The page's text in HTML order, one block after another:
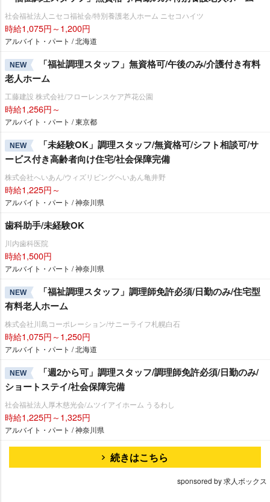
社会福祉法人ニセコ福祉会/特別養護老人ホーム ニセコハイツ
時給1,075円～1,200円
アルバイト・パート / 北海道
NEW
「福祉調理スタッフ」無資格可/午後のみ/介護付き有料
老人ホーム
工藤建設 株式会社/フローレンスケア芦花公園
時給1,256円～
アルバイト・パート / 東京都
NEW
「未経験OK」調理スタッフ/無資格可/シフト相談可/サ
ービス付き高齢者向け住宅/社会保障完備
株式会社へいあん/ウィズリビングへいあん亀井野
時給1,225円～
アルバイト・パート / 神奈川県
歯科助手/未経験OK
川内歯科医院
時給1,500円
アルバイト・パート / 神奈川県
NEW
「福祉調理スタッフ」調理師免許必須/日勤のみ/住宅型
有料老人ホーム
株式会社川島コーポレーション/サニーライフ札幌白石
時給1,075円～1,250円
アルバイト・パート / 北海道
NEW
「週2から可」調理スタッフ/調理師免許必須/日勤のみ/
ショートステイ/社会保障完備
社会福祉法人厚木慈光会/ムツイアイホーム うるわし
時給1,225円～1,325円
アルバイト・パート / 神奈川県
続きはこちら
sponsored by 求人ボックス